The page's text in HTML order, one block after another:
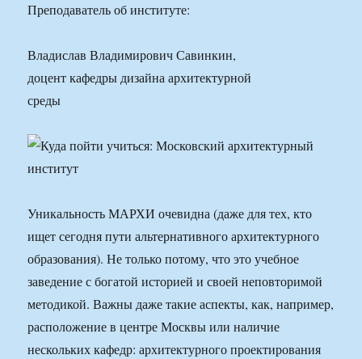
Преподаватель об институте:
Владислав Владимирович Савинкин,
доцент кафедры дизайна архитектурной
среды
Уникальность МАРХИ очевидна (даже для тех, кто
ищет сегодня пути альтернативного архитектурного
образования). Не только потому, что это учебное
заведение с богатой историей и своей неповторимой
методикой. Важны даже такие аспекты, как, например,
расположение в центре Москвы или наличие
нескольких кафедр: архитектурного проектирования